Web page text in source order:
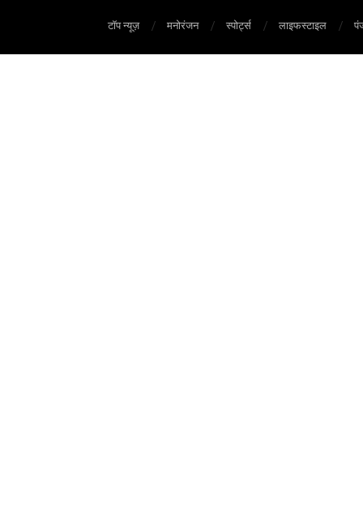
टॉप न्यूज़ मनोरंजन स्पोर्ट्स लाइफस्टाइल